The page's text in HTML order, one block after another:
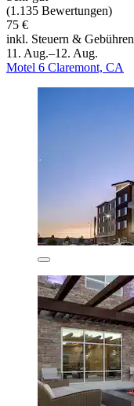
(1.135 Bewertungen)
75 €
inkl. Steuern & Gebühren
11. Aug.–12. Aug.
Motel 6 Claremont, CA